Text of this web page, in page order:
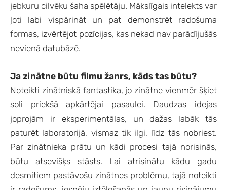
jebkuru cilvēku šaha spēlētāju. Mākslīgais intelekts var
ļoti labi vispārināt un pat demonstrēt radošuma
formas, izvērtējot pozīcijas, kas nekad nav parādījušās
nevienā datubāzē.
Ja zinātne būtu filmu žanrs, kāds tas būtu?
Noteikti zinātniskā fantastika, jo zinātne vienmēr šķiet
soli priekšā apkārtējai pasaulei. Daudzas idejas
joprojām ir eksperimentālas, un dažas labāk tās
paturēt laboratorijā, vismaz tik ilgi, līdz tās nobriest.
Par zinātnieka prātu un kādi procesi tajā norisinās,
būtu atsevišķs stāsts. Lai atrisinātu kādu gadu
desmitiem pastāvošu zinātnes problēmu, tajā noteikti